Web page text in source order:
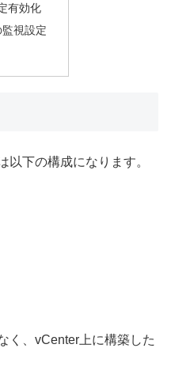
有効化
視設定
以下の構成になります。
く、vCenter上に構築した